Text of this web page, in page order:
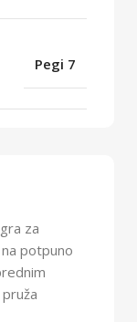
za
potpuno
Pegi 7